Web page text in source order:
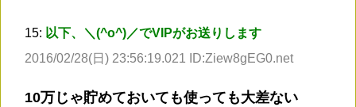
15: 以下、＼(^o^)／でVIPがお送りします
2016/02/28(日) 23:56:19.021 ID:Ziew8gEG0.net
10万じゃ貯めておいても使っても大差ない